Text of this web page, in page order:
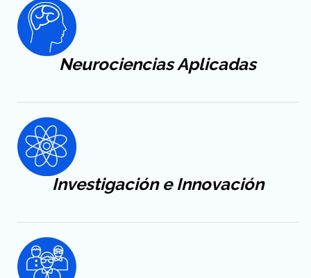
Neurociencias Aplicadas
Investigación e Innovación